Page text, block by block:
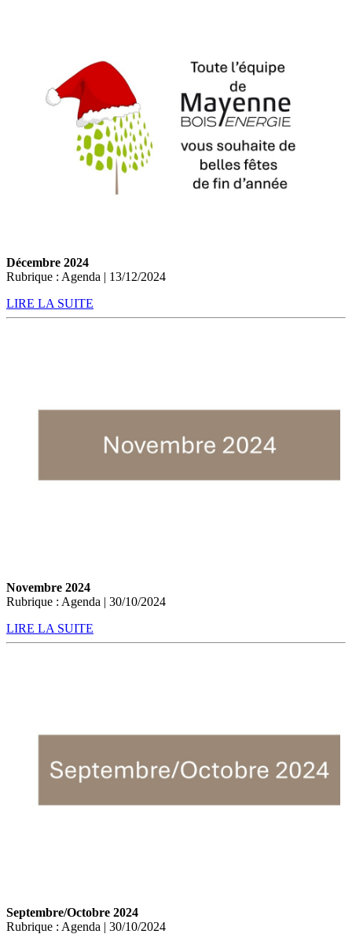
Décembre 2024
Rubrique : Agenda | 13/12/2024
LIRE LA SUITE
Novembre 2024
Rubrique : Agenda | 30/10/2024
LIRE LA SUITE
Septembre/Octobre 2024
Rubrique : Agenda | 30/10/2024